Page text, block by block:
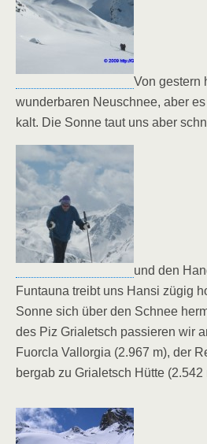
Von gestern
wunderbaren Neuschnee, aber
kalt. Die Sonne taut uns aber
und den
Funtauna treibt uns Hansi zügig
Sonne sich über den Schnee
des Piz Grialetsch passieren wir
Fuorcla Vallorgia (2.967 m), der
bergab zu Grialetsch Hütte (2.542